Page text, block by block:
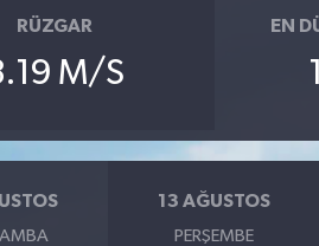
RÜZGAR
M/S
EN
13 AĞUSTOS
PERŞEMBE